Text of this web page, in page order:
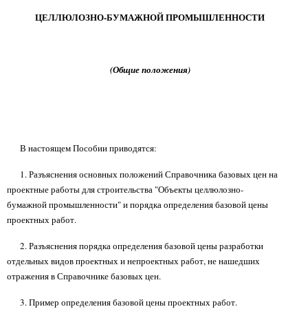
ЦЕЛЛЮЛОЗНО-БУМАЖНОЙ ПРОМЫШЛЕННОСТИ
(Общие положения)
В настоящем Пособии приводятся:
1. Разъяснения основных положений Справочника базовых цен на
проектные работы для строительства "Объекты целлюлозно-
бумажной промышленности" и порядка определения базовой цены
проектных работ.
2. Разъяснения порядка определения базовой цены разработки
отдельных видов проектных и непроектных работ, не нашедших
отражения в Справочнике базовых цен.
3. Пример определения базовой цены проектных работ.